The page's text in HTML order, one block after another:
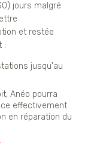
jours malgré
et restée
:
jusqu'au
Anéo pourra
effectivement
en réparation du